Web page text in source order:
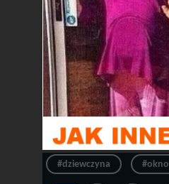
#dziewczyna #okno